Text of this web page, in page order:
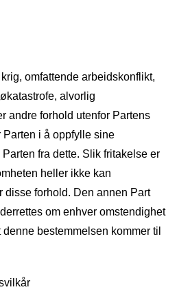
omfattende arbeidskonflikt,
alvorlig
andre forhold utenfor Partens
Parten i å oppfylle sine
fra dette. Slik fritakelse er
heller ikke kan
disse forhold. Den annen Part
om enhver omstendighet
bestemmelsen kommer til